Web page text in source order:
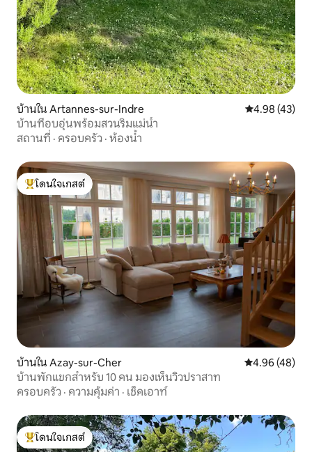
บ้านใน Artannes-sur-Indre คะแนนเฉลี่ย
4.98 (43)
บ้านที่อบอุ่นพร้อมสวนริมแม่น้ำ
สถานที่ · ครอบครัว · ห้องน้ำ
โดนใจเกสต์ที่สุด
โดนใจเกสต์
บ้านใน Azay-sur-Cher คะแนนเฉลี่ย
4.96 (48)
บ้านพักแขกสำหรับ 10 คน มองเห็นวิวปราสาท
ครอบครัว · ความคุ้มค่า · เช็คเอาท์
โดนใจเกสต์ที่สุด
โดนใจเกสต์